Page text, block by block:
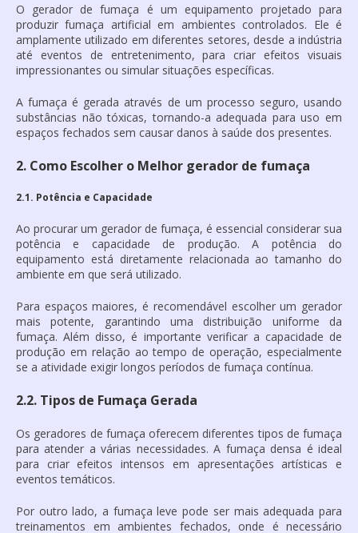
O gerador de fumaça é um equipamento projetado para
produzir fumaça artificial em ambientes controlados. Ele é
amplamente utilizado em diferentes setores, desde a indústria
até eventos de entretenimento, para criar efeitos visuais
impressionantes ou simular situações específicas.
A fumaça é gerada através de um processo seguro, usando
substâncias não tóxicas, tornando-a adequada para uso em
espaços fechados sem causar danos à saúde dos presentes.
2. Como Escolher o Melhor gerador de fumaça
2.1. Potência e Capacidade
Ao procurar um gerador de fumaça, é essencial considerar sua
potência e capacidade de produção. A potência do
equipamento está diretamente relacionada ao tamanho do
ambiente em que será utilizado.
Para espaços maiores, é recomendável escolher um gerador
mais potente, garantindo uma distribuição uniforme da
fumaça. Além disso, é importante verificar a capacidade de
produção em relação ao tempo de operação, especialmente
se a atividade exigir longos períodos de fumaça contínua.
2.2. Tipos de Fumaça Gerada
Os geradores de fumaça oferecem diferentes tipos de fumaça
para atender a várias necessidades. A fumaça densa é ideal
para criar efeitos intensos em apresentações artísticas e
eventos temáticos.
Por outro lado, a fumaça leve pode ser mais adequada para
treinamentos em ambientes fechados, onde é necessário